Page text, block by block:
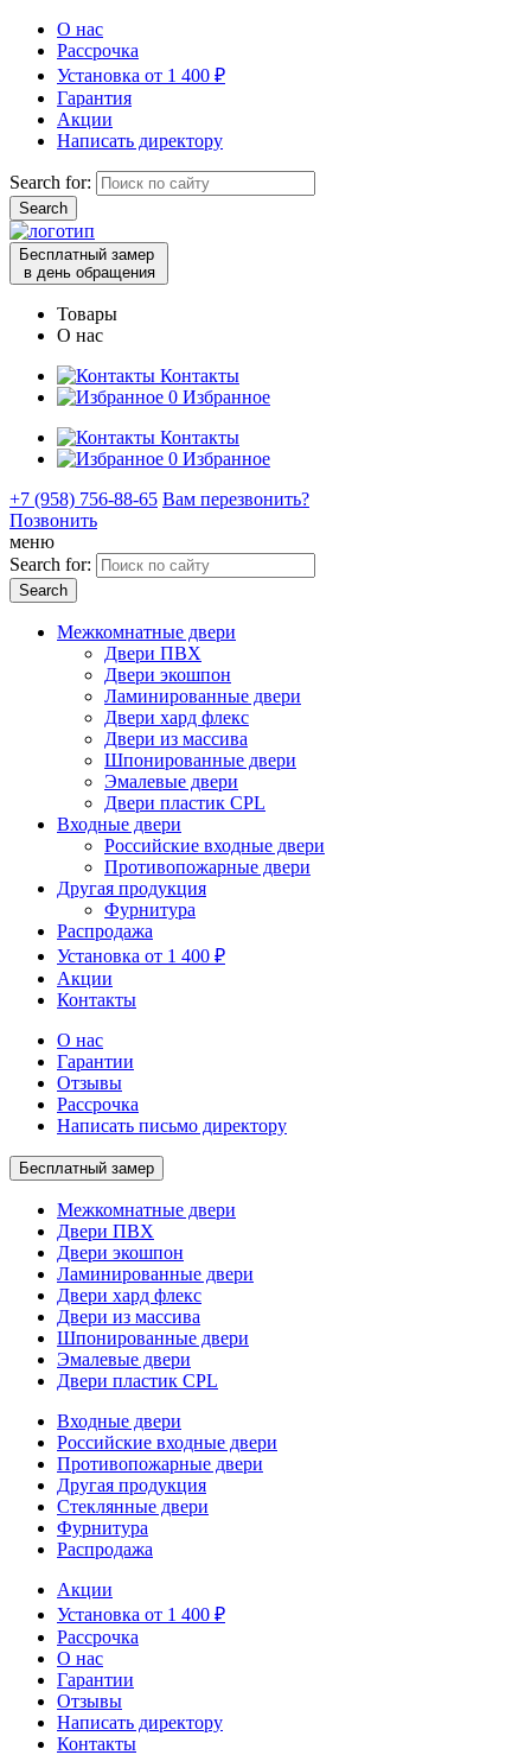
О нас
Рассрочка
Установка от 1 400 ₽
Гарантия
Акции
Написать директору
Search for:
Бесплатный замер
в день обращения
Товары
О нас
Контакты
0 Избранное
Контакты
0 Избранное
+7 (958) 756-88-65 Вам перезвонить?
Позвонить
меню
Search for:
Межкомнатные двери
Двери ПВХ
Двери экошпон
Ламинированные двери
Двери хард флекс
Двери из массива
Шпонированные двери
Эмалевые двери
Двери пластик CPL
Входные двери
Российские входные двери
Противопожарные двери
Другая продукция
Фурнитура
Распродажа
Установка от 1 400 ₽
Акции
Контакты
О нас
Гарантии
Отзывы
Рассрочка
Написать письмо директору
Бесплатный замер
Межкомнатные двери
Двери ПВХ
Двери экошпон
Ламинированные двери
Двери хард флекс
Двери из массива
Шпонированные двери
Эмалевые двери
Двери пластик CPL
Входные двери
Российские входные двери
Противопожарные двери
Другая продукция
Стеклянные двери
Фурнитура
Распродажа
Акции
Установка от 1 400 ₽
Рассрочка
О нас
Гарантии
Отзывы
Написать директору
Контакты